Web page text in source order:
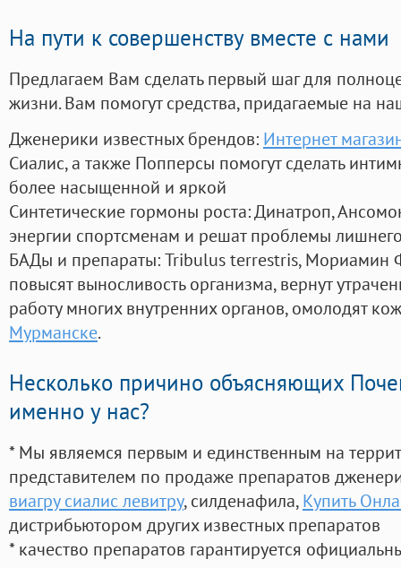
На пути к совершенству вместе с нами
Предлагаем Вам сделать первый шаг для
жизни. Вам помогут средства, придагаемые на
Дженерики известных брендов: Интернет
Сиалис, а также Попперсы помогут сделать
более насыщенной и яркой
Синтетические гормоны роста: Динатроп,
энергии спортсменам и решат проблемы
БАДы и препараты:Tribulus terrestris, Мориамин
повысят выносливость организма, вернут
работу многих внутренних органов, омолодят
Мурманске.
Несколько причино объясняющих
именно у нас?
* Мы являемся первым и единственным на
представителем по продаже препаратов
виагру сиалис левитру, силденафила, Купить
дистрибьютором других известных препаратов
* качество препаратов гарантируется